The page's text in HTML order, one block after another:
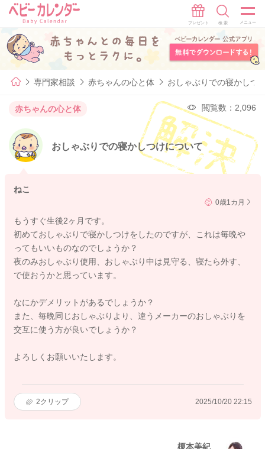
専門家相談 赤ちゃんの心と体 おしゃぶりでの寝かしつ
赤ちゃんの心と体 閲覧数：2,096
おしゃぶりでの寝かしつけについて
ねこ
0歳1カ月
もうすぐ生後2ヶ月です。
初めておしゃぶりで寝かしつけをしたのですが、これは毎晩や
ってもいいものなのでしょうか？
夜のみおしゃぶり使用、おしゃぶり中は見守る、寝たら外す、
で使おうかと思っています。
なにかデメリットがあるでしょうか？
また、毎晩同じおしゃぶりより、違うメーカーのおしゃぶりを
交互に使う方が良いでしょうか？
よろしくお願いいたします。
2クリップ 2025/10/20 22:15
榎本美紀